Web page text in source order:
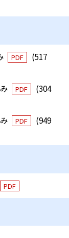
PDF
(517
PDF
(304
PDF
(949
PDF